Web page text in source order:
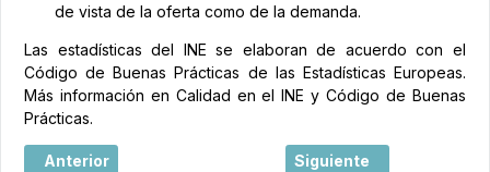
de vista de la oferta como de la demanda.
Las estadísticas del INE se elaboran de acuerdo con el
Código de Buenas Prácticas de las Estadísticas Europeas.
Más información en Calidad en el INE y Código de Buenas
Prácticas.
Artículo anterior: El tráfico aéreo en los aeropuertos
Anterior Artículo siguiente: El
Siguiente